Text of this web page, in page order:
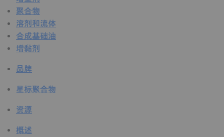
聚合物
溶剂和流体
合成基础油
增黏剂
品牌
星标聚合物
资源
概述